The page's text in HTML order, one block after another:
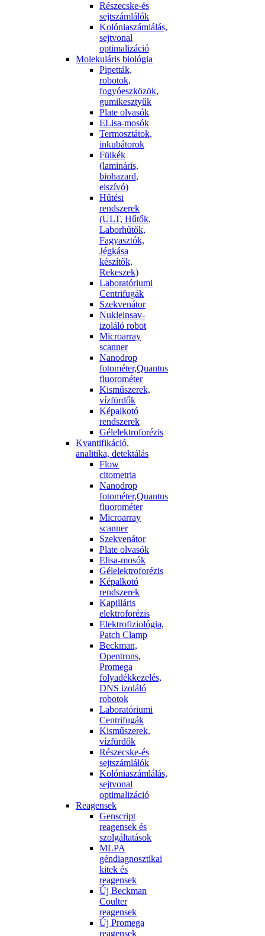
Részecske-és
sejtszámlálók
Kolóniaszámlálás,
sejtvonal
optimalizáció
Molekuláris biológia
Pipetták,
robotok,
fogyóeszközök,
gumikesztyűk
Plate olvasók
ELisa-mosók
Termosztátok,
inkubátorok
Fülkék
(lamináris,
biohazard,
elszívó)
Hűtési
rendszerek
(ULT, Hűtők,
Laborhűtők,
Fagyasztók,
Jégkása
készítők,
Rekeszek)
Laboratóriumi
Centrifugák
Szekvenátor
Nukleinsav-
izoláló robot
Microarray
scanner
Nanodrop
fotométer,Quantus
fluorométer
Kisműszerek,
vízfürdők
Képalkotó
rendszerek
Gélelektroforézis
Kvantifikáció,
analitika, detektálás
Flow
citometria
Nanodrop
fotométer,Quantus
fluorométer
Microarray
scanner
Szekvenátor
Plate olvasók
Elisa-mosók
Gélelektroforézis
Képalkotó
rendszerek
Kapilláris
elektroforézis
Elektrofiziológia,
Patch Clamp
Beckman,
Opentrons,
Promega
folyadékkezelés,
DNS izoláló
robotok
Laboratóriumi
Centrifugák
Kisműszerek,
vízfürdők
Részecske-és
sejtszámlálók
Kolóniaszámlálás,
sejtvonal
optimalizáció
Reagensek
Genscript
reagensek és
szolgáltatások
MLPA
géndiagnosztikai
kitek és
reagensek
Új Beckman
Coulter
reagensek
Új Promega
reagensek